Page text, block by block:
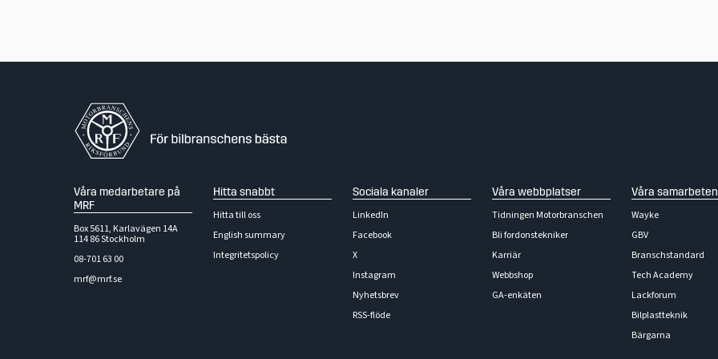
Våra medarbetare på
MRF
Box 5611, Karlavägen 14A
114 86 Stockholm
08-701 63 00
mrf@mrf.se
Hitta snabbt
Hitta till oss
English summary
Integritetspolicy
Sociala kanaler
LinkedIn
Facebook
X
Instagram
Nyhetsbrev
RSS-flöde
Våra webbplatser
Tidningen Motorbranschen
Bli fordonstekniker
Karriär
Webbshop
GA-enkäten
Våra samarbeten
Wayke
GBV
Branschstandard
Tech Academy
Lackforum
Bilplastteknik
Bärgarna